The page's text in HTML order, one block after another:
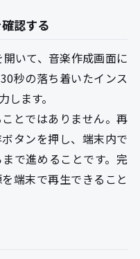
認する
いて、音楽作成画面に
秒の落ち着いたインス
します。
とではありません。再
タンを押し、端末内で
で進めることです。完
端末で再生できること